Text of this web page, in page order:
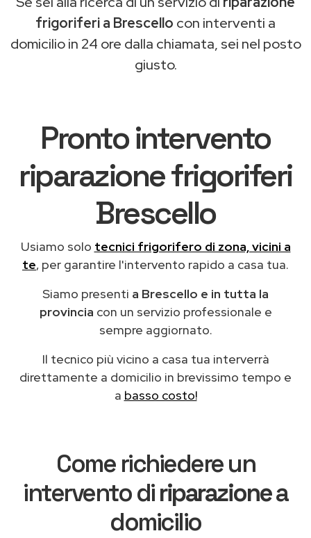
frigoriferi a Brescello con interventi a
domicilio in 24 ore dalla chiamata, sei nel posto
giusto.
Pronto intervento
riparazione frigoriferi
Brescello
Usiamo solo tecnici frigorifero di zona, vicini a
te, per garantire l'intervento rapido a casa tua.
Siamo presenti a Brescello e in tutta la
provincia con un servizio professionale e
sempre aggiornato.
Il tecnico più vicino a casa tua interverrà
direttamente a domicilio in brevissimo tempo e
a basso costo!
Come richiedere un
intervento diriparazionea
domicilio